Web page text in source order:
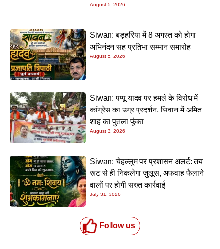
August 5, 2026
Siwan: बड़हरिया में 8 अगस्त को होगा
अभिनंदन सह प्रतिभा सम्मान समारोह
August 5, 2026
Siwan: पप्पू यादव पर हमले के विरोध में
कांग्रेस का उग्र प्रदर्शन, सिवान में अमित
शाह का पुतला फूंका
August 3, 2026
Siwan: चेहल्लुम पर प्रशासन अलर्ट: तय
रूट से ही निकलेगा जुलूस, अफवाह फैलाने
वालों पर होगी सख्त कार्रवाई
July 31, 2026
Follow us